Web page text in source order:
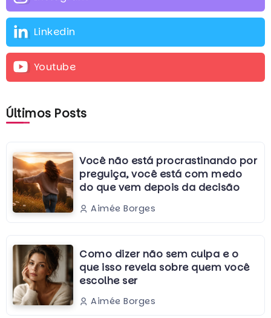
Linkedin
Youtube
Últimos Posts
Você não está procrastinando por
preguiça, você está com medo
do que vem depois da decisão
Aimée Borges
Como dizer não sem culpa e o
que isso revela sobre quem você
escolhe ser
Aimée Borges